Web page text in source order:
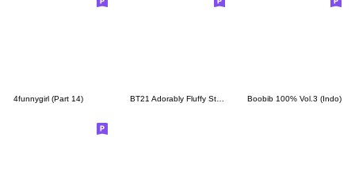
4funnygirl (Part 14) Boobib 100% Vol.3 (Indo)